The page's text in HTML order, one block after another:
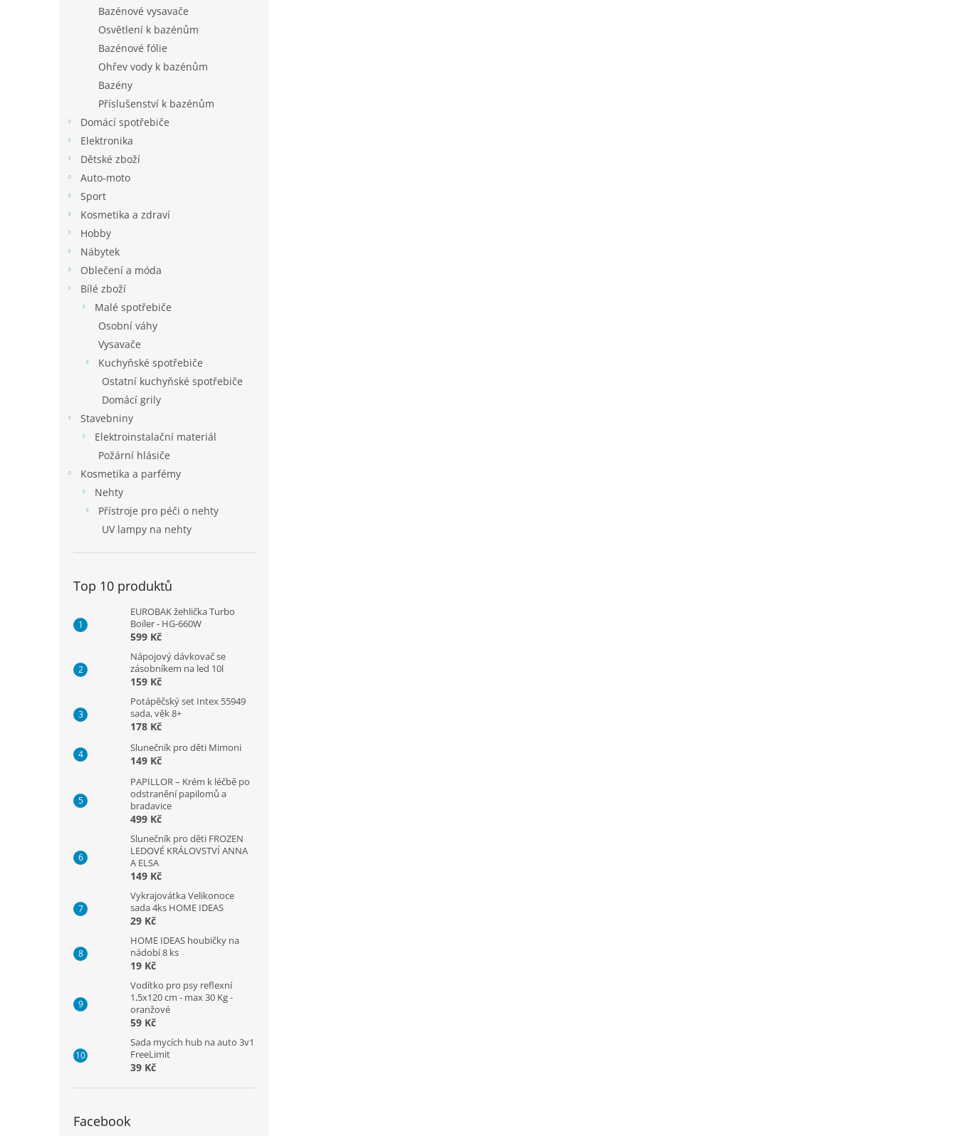
Bazénové vysavače
Osvětlení k bazénům
Bazénové fólie
Ohřev vody k bazénům
Bazény
Příslušenství k bazénům
Domácí spotřebiče
Elektronika
Dětské zboží
Auto-moto
Sport
Kosmetika a zdraví
Hobby
Nábytek
Oblečení a móda
Bílé zboží
Malé spotřebiče
Osobní váhy
Vysavače
Kuchyňské spotřebiče
Ostatní kuchyňské spotřebiče
Domácí grily
Stavebniny
Elektroinstalační materiál
Požární hlásiče
Kosmetika a parfémy
Nehty
Přístroje pro péči o nehty
UV lampy na nehty
Top 10 produktů
EUROBAK žehlička Turbo
Boiler - HG-660W
599 Kč
Nápojový dávkovač se
zásobníkem na led 10l
159 Kč
Potápěčský set Intex 55949
sada, věk 8+
178 Kč
Slunečník pro děti Mimoni
149 Kč
PAPILLOR – Krém k léčbě po
odstranění papilomů a
bradavice
499 Kč
Slunečník pro děti FROZEN
LEDOVÉ KRÁLOVSTVÍ ANNA
A ELSA
149 Kč
Vykrajovátka Velikonoce
sada 4ks HOME IDEAS
29 Kč
HOME IDEAS houbičky na
nádobí 8 ks
19 Kč
Vodítko pro psy reflexní
1,5x120 cm - max 30 Kg -
oranžové
59 Kč
Sada mycích hub na auto 3v1
FreeLimit
39 Kč
Facebook